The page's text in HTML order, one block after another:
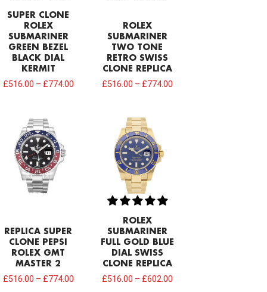
SUPER CLONE
ROLEX
SUBMARINER
GREEN BEZEL
BLACK DIAL
KERMIT
£516.00 – £774.00
ROLEX
SUBMARINER
TWO TONE
RETRO SWISS
CLONE REPLICA
£516.00 – £774.00
REPLICA SUPER
CLONE PEPSI
ROLEX GMT
MASTER 2
£516.00 – £774.00
ROLEX
SUBMARINER
FULL GOLD BLUE
DIAL SWISS
CLONE REPLICA
£516.00 – £602.00